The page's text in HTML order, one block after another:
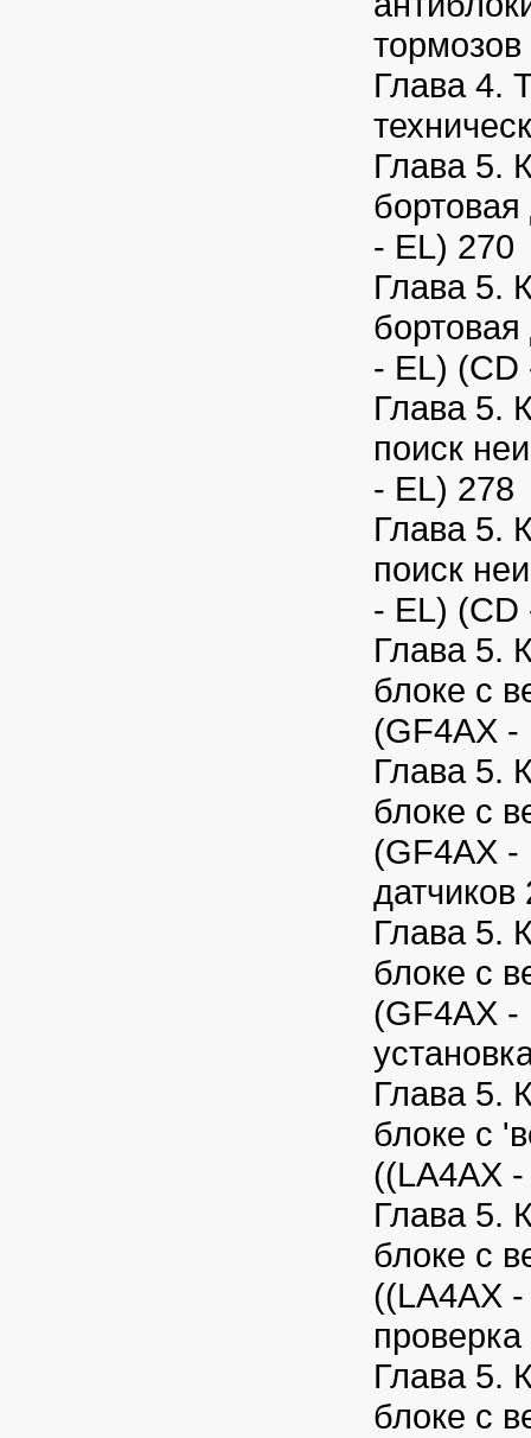
тормозов
Глава 4.
Глава 5.
- EL) 270
Глава 5.
- EL) (CD
Глава 5.
поиск
- EL) 278
Глава 5.
поиск
- EL) (CD
Глава 5.
блоке с
(GF4AX -
Глава 5.
блоке с
(GF4AX -
датчиков
Глава 5.
блоке с
(GF4AX -
Глава 5.
блоке с
((LA4AX
Глава 5.
блоке с
((LA4AX
Глава 5.
блоке с